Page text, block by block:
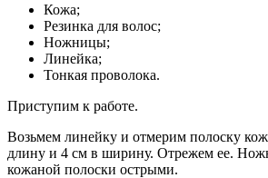
Кожа;
Резинка для волос;
Ножницы;
Линейка;
Тонкая проволока.
Приступим к работе.
Возьмем линейку и отмерим полоску
длину и 4 см в ширину. Отрежем ее.
кожаной полоски острыми.